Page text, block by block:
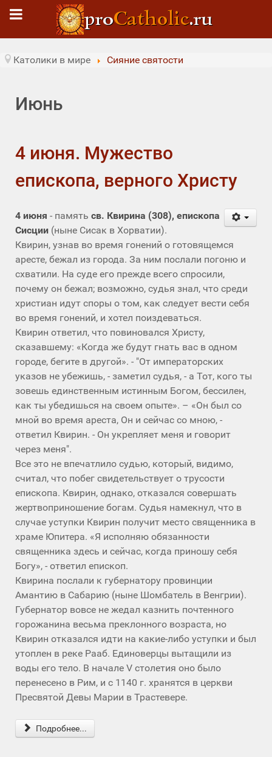
Католики в мире Сияние святости
Июнь
4 июня. Мужество
епископа, верного Христу
4 июня - память св. Квирина (308), епископа
Сисции (ныне Сисак в Хорватии).
Квирин, узнав во время гонений о готовящемся
аресте, бежал из города. За ним послали погоню и
схватили. На суде его прежде всего спросили,
почему он бежал; возможно, судья знал, что среди
христиан идут споры о том, как следует вести себя
во время гонений, и хотел поиздеваться.
Квирин ответил, что повиновался Христу,
сказавшему: «Когда же будут гнать вас в одном
городе, бегите в другой». - "От императорских
указов не убежишь, - заметил судья, - а Тот, кого ты
зовешь единственным истинным Богом, бессилен,
как ты убедишься на своем опыте». – «Он был со
мной во время ареста, Он и сейчас со мною, -
ответил Квирин. - Он укрепляет меня и говорит
через меня".
Все это не впечатлило судью, который, видимо,
считал, что побег свидетельствует о трусости
епископа. Квирин, однако, отказался совершать
жертвоприношение богам. Судья намекнул, что в
случае уступки Квирин получит место священника в
храме Юпитера. «Я исполняю обязанности
священника здесь и сейчас, когда приношу себя
Богу», - ответил епископ.
Квирина послали к губернатору провинции
Амантию в Сабарию (ныне Шомбатель в Венгрии).
Губернатор вовсе не жедал казнить почтенного
горожанина весьма преклонного возраста, но
Квирин отказался идти на какие-либо уступки и был
утоплен в реке Рааб. Единоверцы вытащили из
воды его тело. В начале V столетия оно было
перенесено в Рим, и с 1140 г. хранятся в церкви
Пресвятой Девы Марии в Трастевере.
Подробнее...